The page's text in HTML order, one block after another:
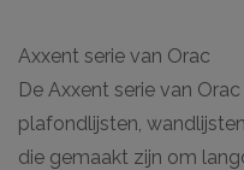
Axxent serie van Orac
De Axxent serie van
plafondlijsten,
die gemaakt zijn om